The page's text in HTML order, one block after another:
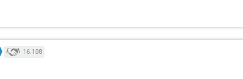
16.108